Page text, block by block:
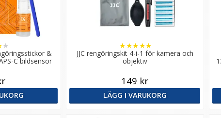
&
C bildsensor
★
JJC rengöringskit 4-i-1 för kamera och
objektiv
★★★★★
149 kr
LÄGG I VARUKORG